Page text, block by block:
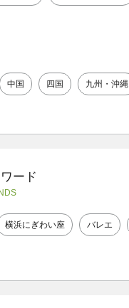
中国 四国 九州・沖縄
ード
横浜にぎわい座 バレエ